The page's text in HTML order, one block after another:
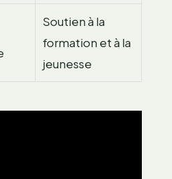
Soutien à la
formation et à la
jeunesse